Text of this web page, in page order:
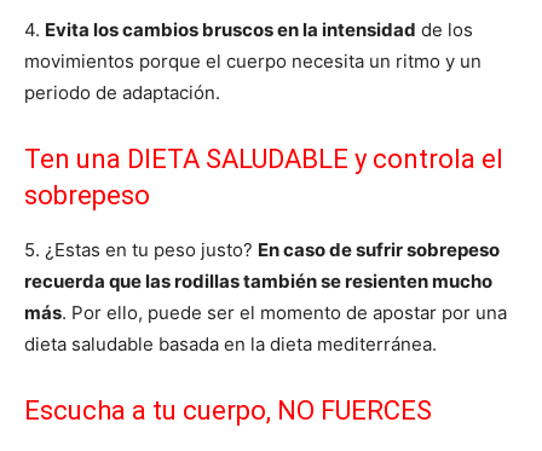
4. Evita los cambios bruscos en la intensidad de los
movimientos porque el cuerpo necesita un ritmo y un
periodo de adaptación.
Ten una DIETA SALUDABLE y controla el
sobrepeso
5. ¿Estas en tu peso justo? En caso de sufrir sobrepeso
recuerda que las rodillas también se resienten mucho
más. Por ello, puede ser el momento de apostar por una
dieta saludable basada en la dieta mediterránea.
Escucha a tu cuerpo, NO FUERCES